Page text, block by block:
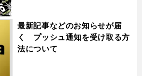
最新記事などのお知らせが届
く プッシュ通知を受け取る方
法について